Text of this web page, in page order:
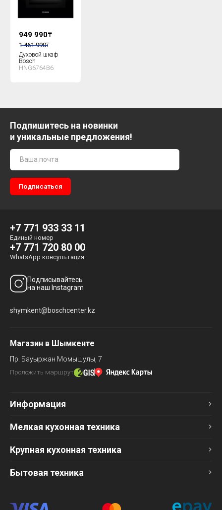
949 990₸
1 461 990₸
Духовой шкаф
Bosch
HNG6764B6
Подпишитесь на новинки
и уникальные предложения!
+7 771 933 33 11
Единый номер
+7 771 720 80 00
WhatsApp консультация
Подписывайтесь
на наш Instagram
shymkent@boschcenter.kz
Магазин в Шымкенте
Пр. Бауыржан Момышулы, 7
Проложить маршрут
Информация
Мелкая кухонная техника
Крупная кухонная техника
Бытовая техника